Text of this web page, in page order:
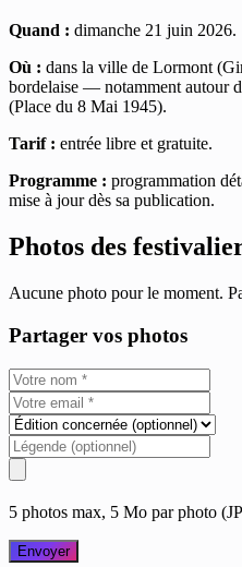
Quand : dimanche 21 juin 2026.
Où : dans la ville de Lormont
bordelaise — notamment autour
(Place du 8 Mai 1945).
Tarif : entrée libre et gratuite.
Programme : programmation
mise à jour dès sa publication.
Photos des
Aucune photo pour le moment.
Partager vos photos
5 photos max, 5 Mo par photo
Envoyer